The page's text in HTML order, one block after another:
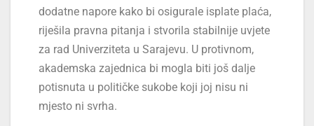
dodatne napore kako bi osigurale isplate plaća,
riješila pravna pitanja i stvorila stabilnije uvjete
za rad Univerziteta u Sarajevu. U protivnom,
akademska zajednica bi mogla biti još dalje
potisnuta u političke sukobe koji joj nisu ni
mjesto ni svrha.